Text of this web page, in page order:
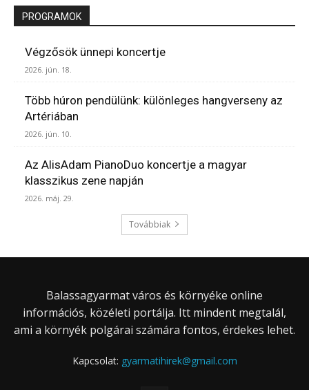
PROGRAMOK
Végzősök ünnepi koncertje
2026. jún. 18.
Több húron pendülünk: különleges hangverseny az
Artériában
2026. jún. 10.
Az AlisAdam PianoDuo koncertje a magyar
klasszikus zene napján
2026. máj. 29.
Továbbiak
Balassagyarmat város és környéke online
információs, közéleti portálja. Itt mindent megtalál,
ami a környék polgárai számára fontos, érdekes lehet.
Kapcsolat: gyarmatihirek@gmail.com